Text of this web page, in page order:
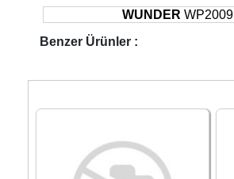
MITSUBISHI GALANT Sedan
MITSUBISHI GALANT
MITSUBISHI GALANT
WUNDER WP2009
Benzer Ürünler :